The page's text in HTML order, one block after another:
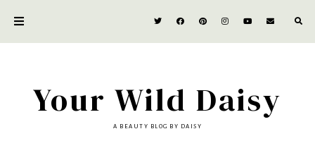
Your Wild Daisy
A BEAUTY BLOG BY DAISY